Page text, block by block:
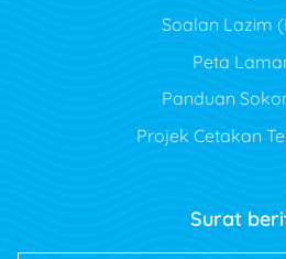
Soalan Lazim
Peta
Panduan
Projek Cetakan
Surat